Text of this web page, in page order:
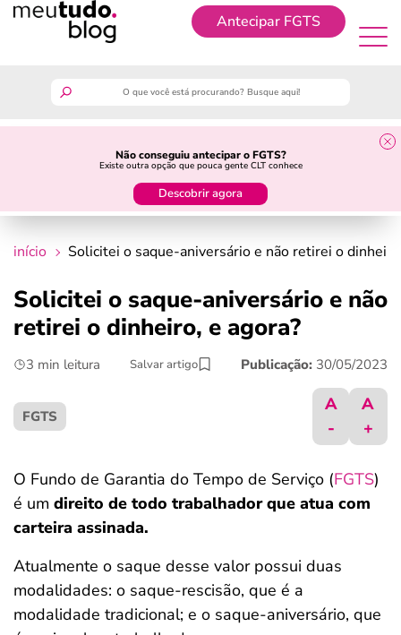
Antecipar FGTS
Não conseguiu antecipar o FGTS?
Existe outra opção que pouca gente CLT conhece
Descobrir agora
Antecipar FGTS
guia do trabalhador
crédito fácil
últimas notícias
ferramentas
início Solicitei o saque-aniversário e não retirei o
Solicitei o saque-aniversário e não
retirei o dinheiro, e agora?
3 min leitura Salvar artigo Publicação: 30/05/2023
FGTS
A
-
A
+
O Fundo de Garantia do Tempo de Serviço (FGTS)
é um direito de todo trabalhador que atua com
carteira assinada.
Atualmente o saque desse valor possui duas
modalidades: o saque-rescisão, que é a
modalidade tradicional; e o saque-aniversário, que